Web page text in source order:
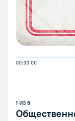
00:00:00
1 ИЗ 6